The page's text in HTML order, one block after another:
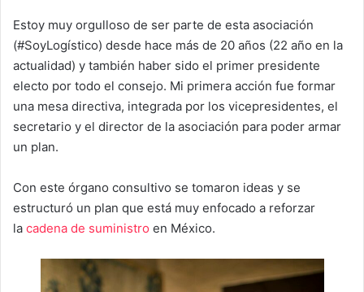
Estoy muy orgulloso de ser parte de esta asociación
(#SoyLogístico) desde hace más de 20 años (22 año en la
actualidad) y también haber sido el primer presidente
electo por todo el consejo. Mi primera acción fue formar
una mesa directiva, integrada por los vicepresidentes, el
secretario y el director de la asociación para poder armar
un plan.
Con este órgano consultivo se tomaron ideas y se
estructuró un plan que está muy enfocado a reforzar
la cadena de suministro en México.